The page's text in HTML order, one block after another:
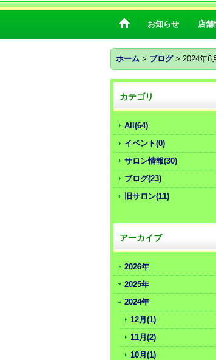
お知らせ 店舗
ホーム > ブログ > 2024年6
カテゴリ
All(64)
イベント(0)
サロン情報(30)
ブログ(23)
旧サロン(11)
アーカイブ
2026年
2025年
2024年
12月(1)
11月(2)
10月(1)